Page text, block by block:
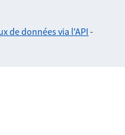
de données via l'API -